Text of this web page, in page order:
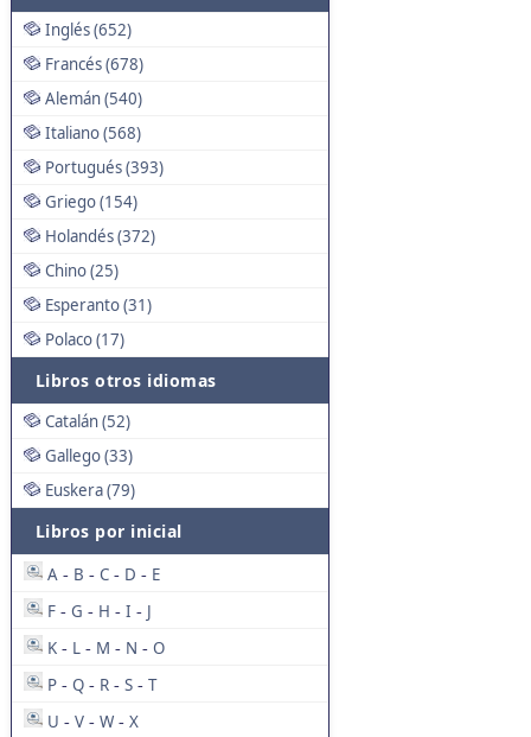
Inglés (652)
Francés (678)
Alemán (540)
Italiano (568)
Portugués (393)
Griego (154)
Holandés (372)
Chino (25)
Esperanto (31)
Polaco (17)
Libros otros idiomas
Catalán (52)
Gallego (33)
Euskera (79)
Libros por inicial
A - B - C - D - E
F - G - H - I - J
K - L - M - N - O
P - Q - R - S - T
U - V - W - X